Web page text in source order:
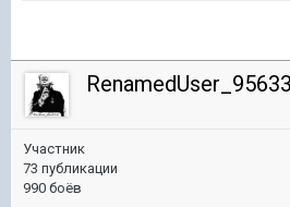
Участник
73 публикации
990 боёв